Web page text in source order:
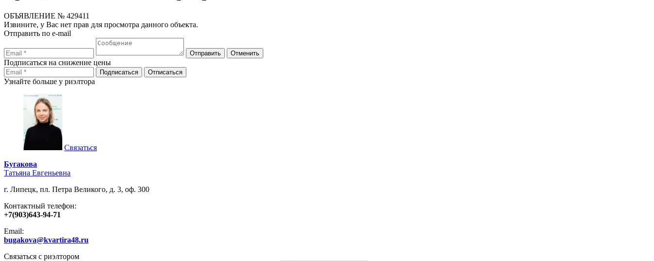
ОБЪЯВЛЕНИЕ № 429411
Извините, у Вас нет прав для просмотра данного объекта.
Отправить по e-mail
Подписаться на снижение цены
Узнайте больше у риэлтора
Связаться
Бугакова
Татьяна Евгеньевна
г. Липецк, пл. Петра Великого, д. 3, оф. 300
Контактный телефон:
+7(903)643-94-71
Email:
bugakova@kvartira48.ru
Связаться с риэлтором